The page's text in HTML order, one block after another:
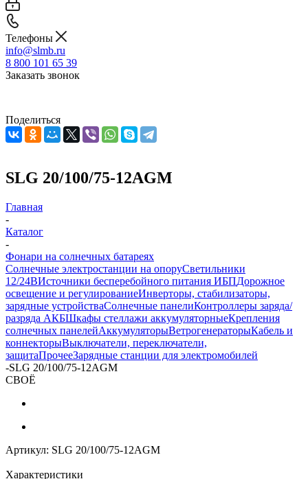
Телефоны
info@slmb.ru
8 800 101 65 39
Заказать звонок
Поделиться
SLG 20/100/75-12AGM
Главная
-
Каталог
-
Фонари на солнечных батареях
Солнечные электростанции на опоруСветильники
12/24ВИсточники бесперебойного питания ИБПДорожное
освещение и регулированиеИнверторы, стабилизаторы,
зарядные устройстваСолнечные панелиКонтроллеры заряда/
разряда АКБШкафы стеллажи аккумуляторныеКрепления
солнечных панелейАккумуляторыВетрогенераторыКабель и
коннекторыВыключатели, переключатели,
защитаПрочееЗарядные станции для электромобилей
-SLG 20/100/75-12AGM
СВОЁ
Артикул: SLG 20/100/75-12AGM
Характеристики